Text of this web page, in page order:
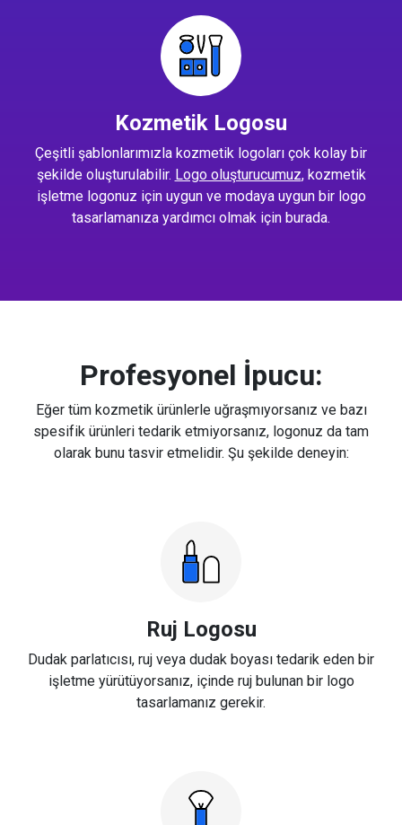
Kozmetik Logosu
Çeşitli şablonlarımızla kozmetik logoları çok kolay bir
şekilde oluşturulabilir. Logo oluşturucumuz, kozmetik
işletme logonuz için uygun ve modaya uygun bir logo
tasarlamanıza yardımcı olmak için burada.
Profesyonel İpucu:
Eğer tüm kozmetik ürünlerle uğraşmıyorsanız ve bazı
spesifik ürünleri tedarik etmiyorsanız, logonuz da tam
olarak bunu tasvir etmelidir. Şu şekilde deneyin:
Ruj Logosu
Dudak parlatıcısı, ruj veya dudak boyası tedarik eden bir
işletme yürütüyorsanız, içinde ruj bulunan bir logo
tasarlamanız gerekir.